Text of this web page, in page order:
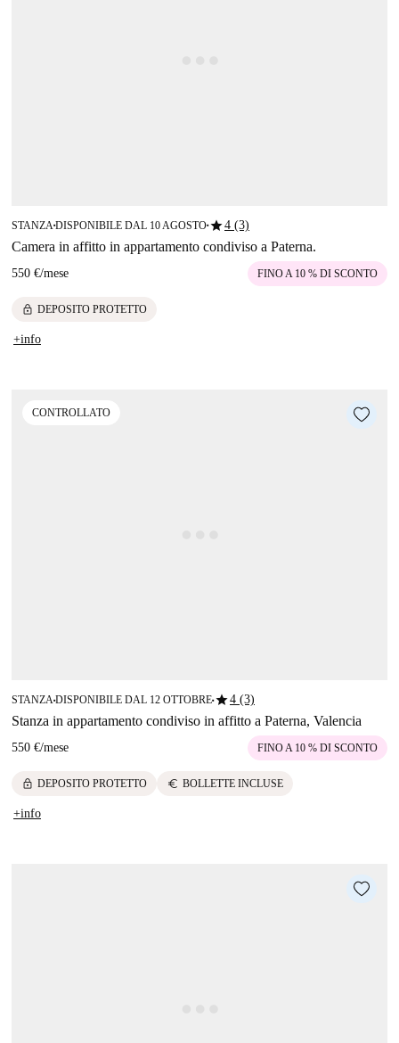
STANZA■DISPONIBILE DAL 10 AGOSTO■star4 (3)
Camera in affitto in appartamento condiviso a Paterna.
550 €/mese FINO A 10 % DI SCONTO
lock DEPOSITO PROTETTO
+info
CONTROLLATO
STANZA■DISPONIBILE DAL 12 OTTOBRE■star4 (3)
Stanza in appartamento condiviso in affitto a Paterna, Valencia
550 €/mese FINO A 10 % DI SCONTO
lock DEPOSITO PROTETTO euro BOLLETTE INCLUSE
+info